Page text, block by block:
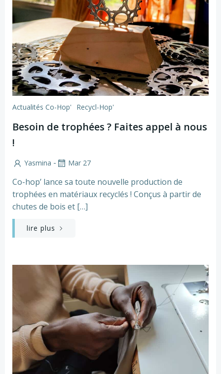
Actualités Co-Hop' Recycl-Hop'
Besoin de trophées ? Faites appel à nous
!
Yasmina - Mar 27
Co-hop’ lance sa toute nouvelle production de
trophées en matériaux recyclés ! Conçus à partir de
chutes de bois et […]
lire plus